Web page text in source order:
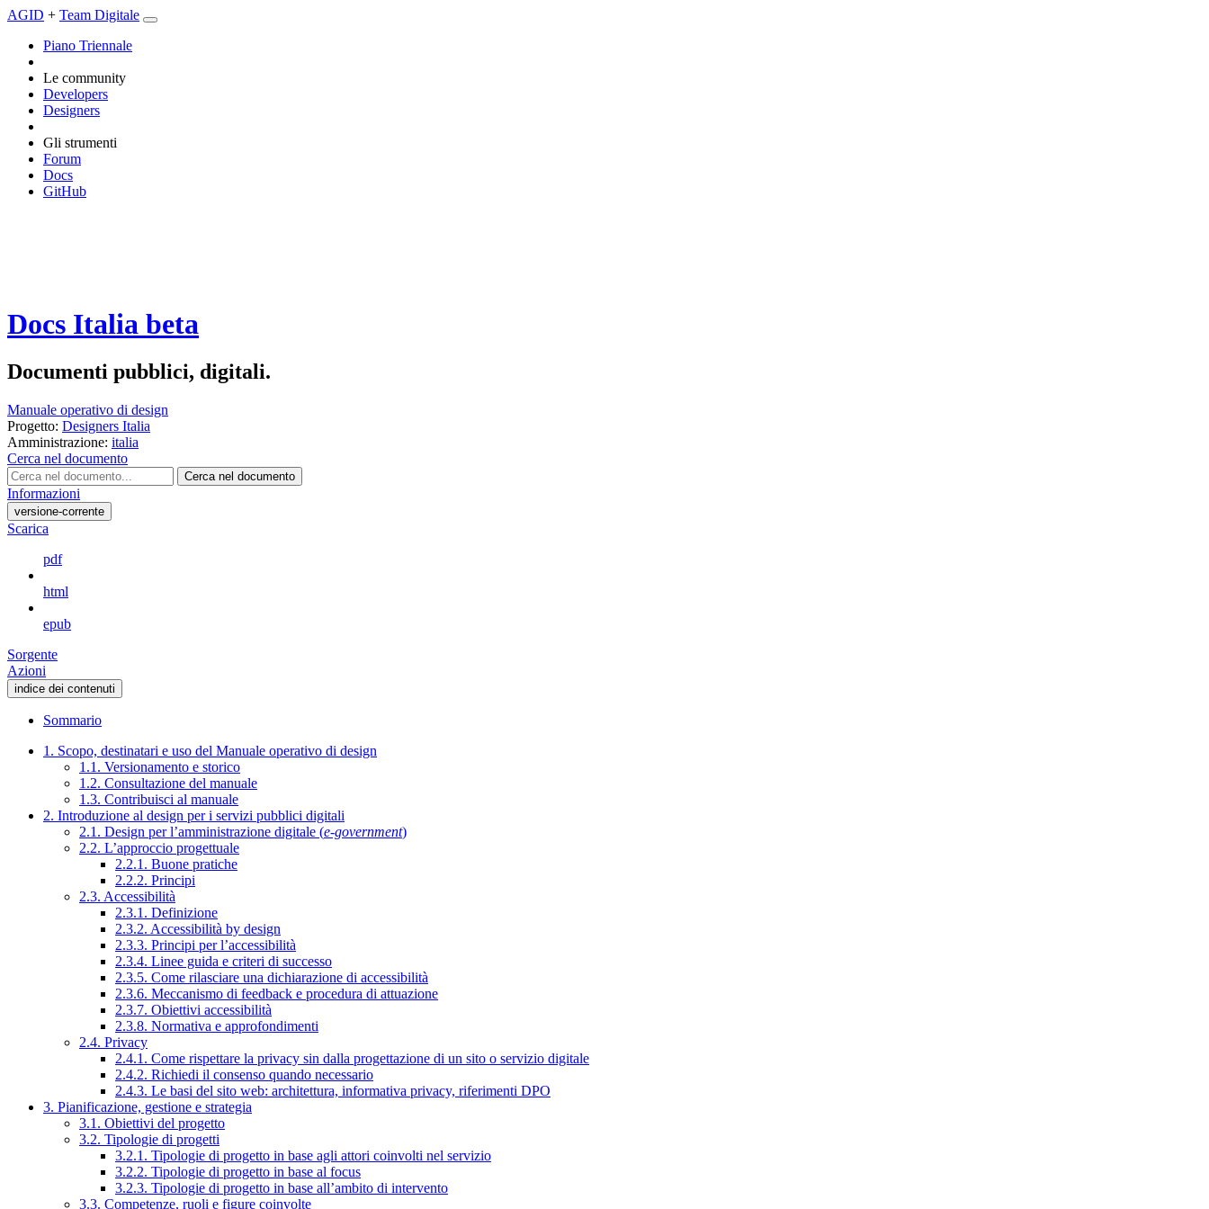
AGID + Team Digitale
Piano Triennale
Le community
Developers
Designers
Gli strumenti
Forum
Docs
GitHub
Docs Italia beta
Documenti pubblici, digitali.
Manuale operativo di design
Progetto: Designers Italia
Amministrazione: italia
Cerca nel documento
Cerca nel documento
Informazioni
versione-corrente
Scarica
pdf
html
epub
Sorgente
Azioni
indice dei contenuti
Sommario
1. Scopo, destinatari e uso del Manuale operativo di design
1.1. Versionamento e storico
1.2. Consultazione del manuale
1.3. Contribuisci al manuale
2. Introduzione al design per i servizi pubblici digitali
2.1. Design per l’amministrazione digitale (e-government)
2.2. L’approccio progettuale
2.2.1. Buone pratiche
2.2.2. Principi
2.3. Accessibilità
2.3.1. Definizione
2.3.2. Accessibilità by design
2.3.3. Principi per l’accessibilità
2.3.4. Linee guida e criteri di successo
2.3.5. Come rilasciare una dichiarazione di accessibilità
2.3.6. Meccanismo di feedback e procedura di attuazione
2.3.7. Obiettivi accessibilità
2.3.8. Normativa e approfondimenti
2.4. Privacy
2.4.1. Come rispettare la privacy sin dalla progettazione di un sito o servizio digitale
2.4.2. Richiedi il consenso quando necessario
2.4.3. Le basi del sito web: architettura, informativa privacy, riferimenti DPO
3. Pianificazione, gestione e strategia
3.1. Obiettivi del progetto
3.2. Tipologie di progetti
3.2.1. Tipologie di progetto in base agli attori coinvolti nel servizio
3.2.2. Tipologie di progetto in base al focus
3.2.3. Tipologie di progetto in base all’ambito di intervento
3.3. Competenze, ruoli e figure coinvolte